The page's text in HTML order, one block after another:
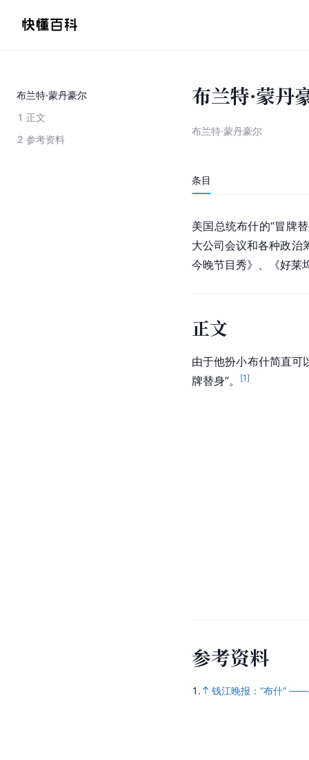
布兰特·蒙丹豪尔
1 正文
2 参考资料
布兰特·蒙丹
布兰特·蒙丹豪尔
条目
美国总统布什的“冒牌
大公司会议和各种政治
今晚节目秀》、《好莱
正文
由于他扮小布什简直可
牌替身”。
[1]
参考资料
1. 钱江晚报：“布什” ——